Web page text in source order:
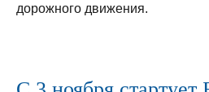
дорожного движения.